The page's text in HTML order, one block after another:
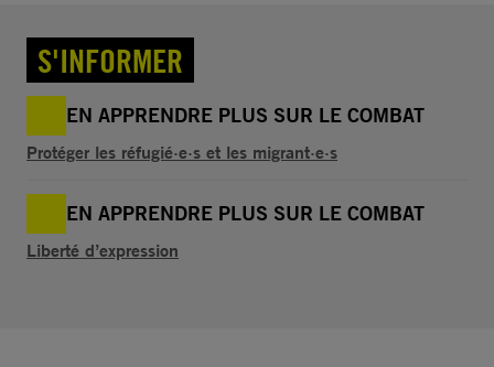
S'INFORMER
EN APPRENDRE PLUS SUR LE COMBAT
Protéger les réfugié·e·s et les migrant·e·s
EN APPRENDRE PLUS SUR LE COMBAT
Liberté d’expression